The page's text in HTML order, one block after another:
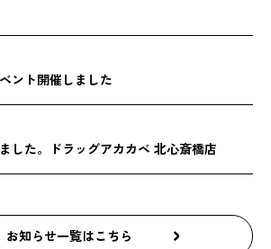
ント開催しました
した。ドラッグアカカベ 北心斎橋店
お知らせ一覧はこちら